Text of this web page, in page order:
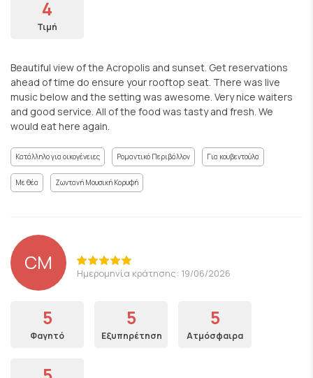
4
Τιμή
Beautiful view of the Acropolis and sunset. Get reservations
ahead of time do ensure your rooftop seat. There was live
music below and the setting was awesome. Very nice waiters
and good service. All of the food was tasty and fresh. We
would eat here again.
Κατάλληλο για οικογένειες Ρομαντικό Περιβάλλον Για κουβεντούλα
Με θέα Ζωντανή Μουσική Κορυφή
CM Ημερομηνία κράτησης: 19/06/2026
5
Φαγητό
5
Εξυπηρέτηση
5
Ατμόσφαιρα